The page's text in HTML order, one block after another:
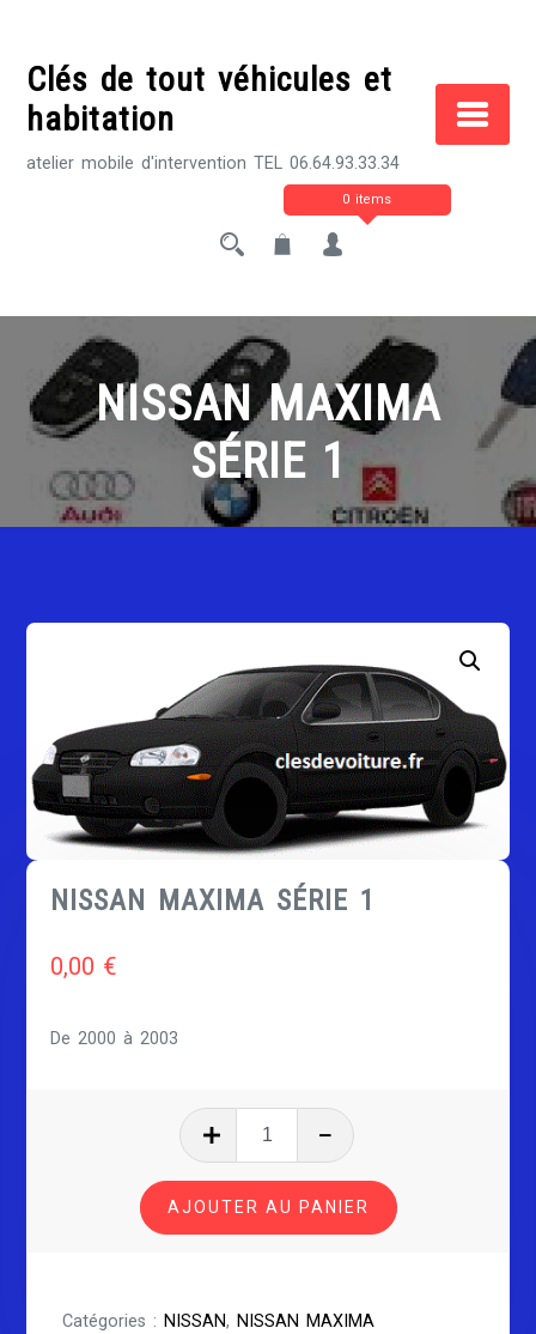
contentClés de tout véhicules et
habitation
atelier mobile d'intervention TEL 06.64.93.33.34
0 items
NISSAN MAXIMA
SÉRIE 1
NISSAN MAXIMA SÉRIE 1
0,00 €
De 2000 à 2003
quantité
NISSAN
MAXIMA
SÉRIE
AJOUTER AU PANIER
Catégories :NISSAN,NISSAN MAXIMA